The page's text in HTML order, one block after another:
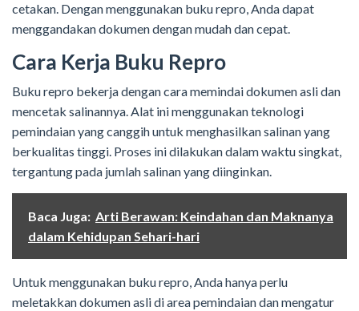
cetakan. Dengan menggunakan buku repro, Anda dapat
menggandakan dokumen dengan mudah dan cepat.
Cara Kerja Buku Repro
Buku repro bekerja dengan cara memindai dokumen asli dan
mencetak salinannya. Alat ini menggunakan teknologi
pemindaian yang canggih untuk menghasilkan salinan yang
berkualitas tinggi. Proses ini dilakukan dalam waktu singkat,
tergantung pada jumlah salinan yang diinginkan.
Baca Juga: Arti Berawan: Keindahan dan Maknanya
dalam Kehidupan Sehari-hari
Untuk menggunakan buku repro, Anda hanya perlu
meletakkan dokumen asli di area pemindaian dan mengatur